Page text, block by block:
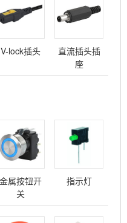
V-lock插头
直流插头插
座
金属按钮开
关
指示灯